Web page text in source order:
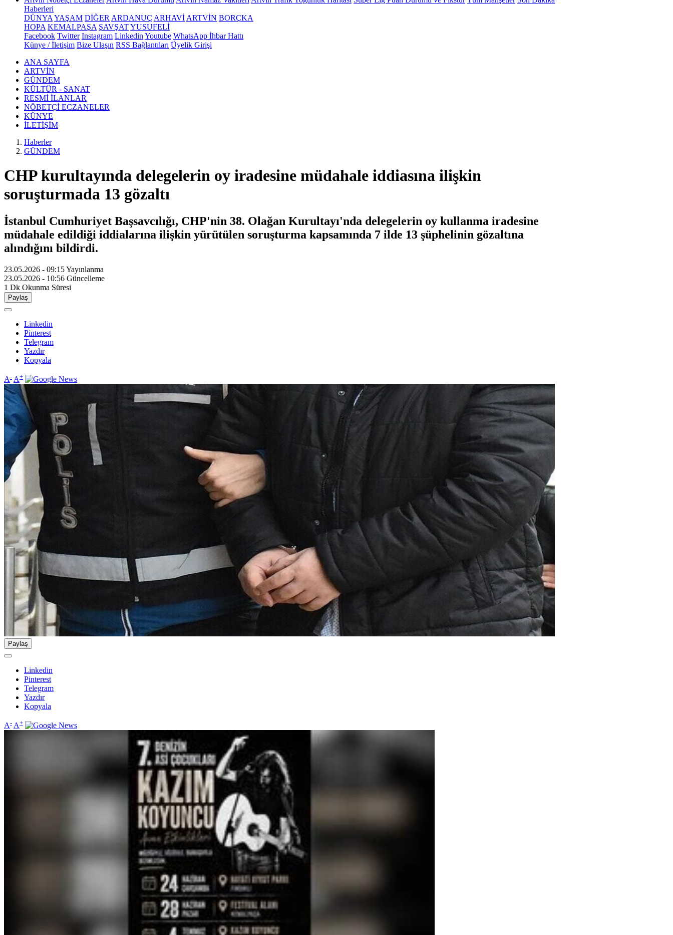
Haberleri
DÜNYA YAŞAM DİĞER ARDANUÇ ARHAVİ ARTVİN BORÇKA
HOPA KEMALPAŞA ŞAVŞATYUSUFELİ
Facebook Twitter Instagram Linkedin Youtube WhatsApp İhbar Hattı
Künye / İletişim Bize Ulaşın RSS Bağlantıları Üyelik Girişi
ANA SAYFA
ARTVİN
GÜNDEM
KÜLTÜR - SANAT
RESMİ İLANLAR
NÖBETÇİ ECZANELER
KÜNYE
İLETİŞİM
Haberler
GÜNDEM
CHP kurultayında delegelerin oy iradesine müdahale iddiasına ilişkin
soruşturmada 13 gözaltı
İstanbul Cumhuriyet Başsavcılığı, CHP'nin 38. Olağan Kurultayı'nda delegelerin oy kullanma iradesine
müdahale edildiği iddialarına ilişkin yürütülen soruşturma kapsamında 7 ilde 13 şüphelinin gözaltına
alındığını bildirdi.
23.05.2026 - 09:15Yayınlanma
23.05.2026 - 10:56 Güncelleme
1 Dk Okunma Süresi
Paylaş
Linkedin
Pinterest
Telegram
Yazdır
Kopyala
A- A+
Paylaş
Linkedin
Pinterest
Telegram
Yazdır
Kopyala
A- A+